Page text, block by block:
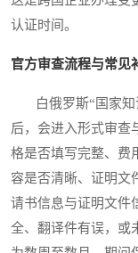
认证时间。
官方审查流程与常见
白俄罗斯“国家知
后，会进入形式审查
格是否填写完整、费
容是否清晰、证明文
请书信息与证明文件
全、翻译件有误，或